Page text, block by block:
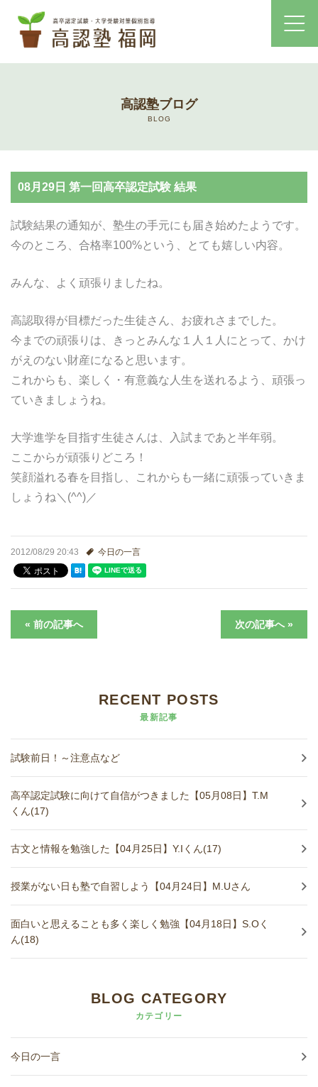
高認塾のご案内
講師紹介
どうやって勉強する？
合格後の進路
オンライン個別指導
アクセス情報
お問い合わせ
高認塾ブログ
高認塾ブログ
BLOG
08月29日 第一回高卒認定試験 結果
試験結果の通知が、塾生の手元にも届き始めたようです。
今のところ、合格率100%という、とても嬉しい内容。
みんな、よく頑張りましたね。
高認取得が目標だった生徒さん、お疲れさまでした。
今までの頑張りは、きっとみんな１人１人にとって、かけ
がえのない財産になると思います。
これからも、楽しく・有意義な人生を送れるよう、頑張っ
ていきましょうね。
大学進学を目指す生徒さんは、入試まであと半年弱。
ここからが頑張りどころ！
笑顔溢れる春を目指し、これからも一緒に頑張っていきま
しょうね＼(^^)／
2012/08/29 20:43 今日の一言
« 前の記事へ 次の記事へ »
RECENT POSTS
最新記事
試験前日！～注意点など
高卒認定試験に向けて自信がつきました【05月08日】T.M
くん(17)
古文と情報を勉強した【04月25日】Y.Iくん(17)
授業がない日も塾で自習しよう【04月24日】M.Uさん
面白いと思えることも多く楽しく勉強【04月18日】S.Oく
ん(18)
BLOG CATEGORY
カテゴリー
今日の一言